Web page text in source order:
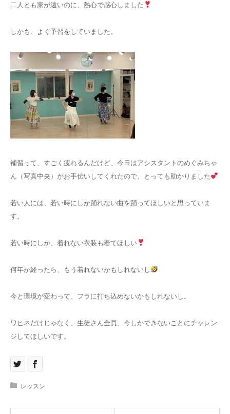
二人とも家が遠いのに、熱心で感心しました
しかも、よく予習をしていました。
補習って、すごく疲れるんだけど、今日はアシスタントのめぐみちゃ
ん（写真中央）がお手伝いしてくれたので、とっても助かりました
若い人には、若い時にしか踊れない曲を踊ってほしいと思っていま
す。
若い時にしか、着れない衣装も着てほしい
何年か経ったら、もう着れないかもしれないし
今と環境が変わって、フラに打ち込めないかもしれないし。
ワヒネだけじゃなく、生徒さん全員、今しかできないことにチャレン
ジしてほしいです。
レッスン